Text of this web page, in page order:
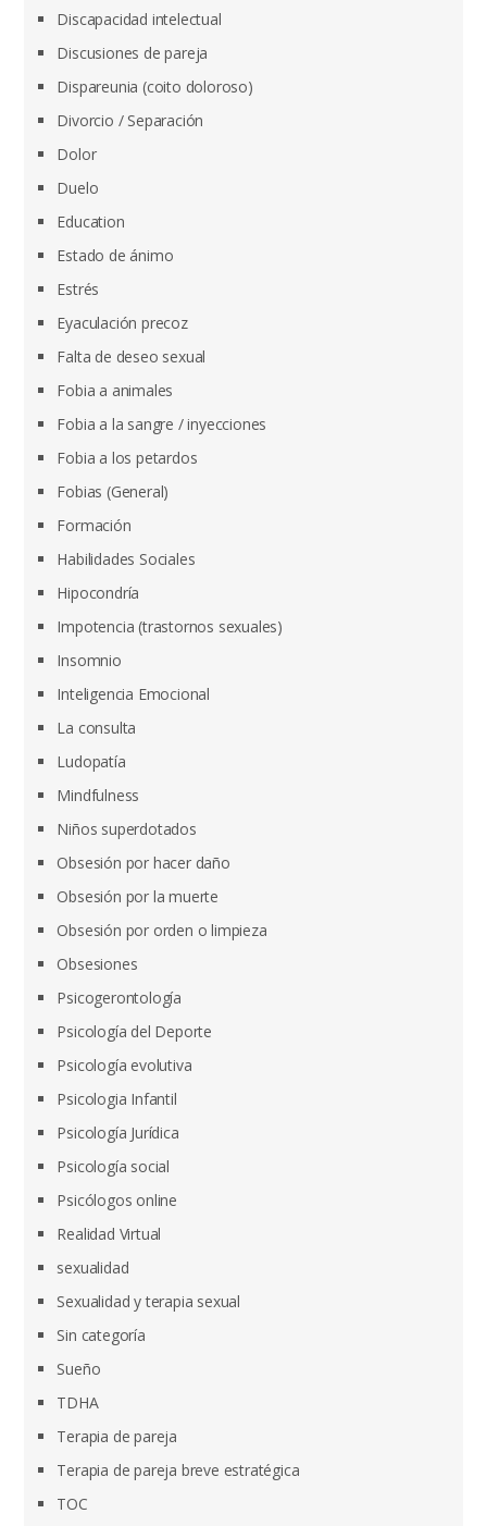
Discapacidad intelectual
Discusiones de pareja
Dispareunia (coito doloroso)
Divorcio / Separación
Dolor
Duelo
Education
Estado de ánimo
Estrés
Eyaculación precoz
Falta de deseo sexual
Fobia a animales
Fobia a la sangre / inyecciones
Fobia a los petardos
Fobias (General)
Formación
Habilidades Sociales
Hipocondría
Impotencia (trastornos sexuales)
Insomnio
Inteligencia Emocional
La consulta
Ludopatía
Mindfulness
Niños superdotados
Obsesión por hacer daño
Obsesión por la muerte
Obsesión por orden o limpieza
Obsesiones
Psicogerontología
Psicología del Deporte
Psicología evolutiva
Psicologia Infantil
Psicología Jurídica
Psicología social
Psicólogos online
Realidad Virtual
sexualidad
Sexualidad y terapia sexual
Sin categoría
Sueño
TDHA
Terapia de pareja
Terapia de pareja breve estratégica
TOC